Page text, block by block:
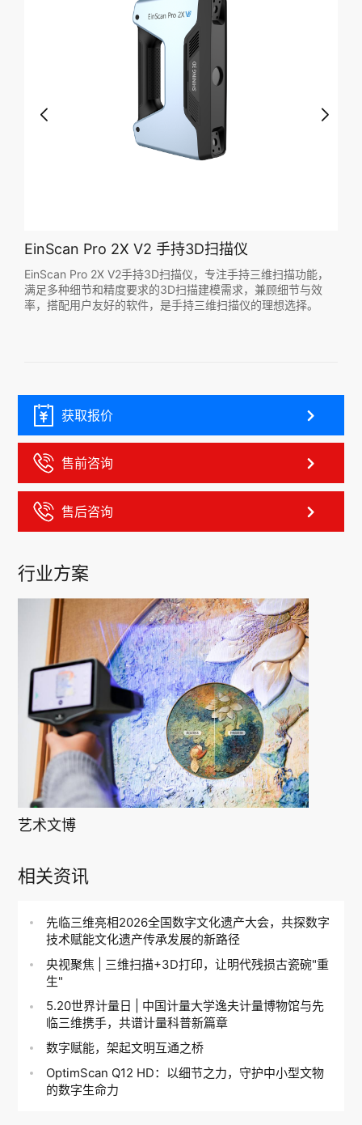
EinScan Pro 2X V2 手持3D扫描仪
EinScan Pro 2X V2手持3D扫描仪，专注手持三维扫描功能，
满足多种细节和精度要求的3D扫描建模需求，兼顾细节与效
率，搭配用户友好的软件，是手持三维扫描仪的理想选择。
获取报价
售前咨询
售后咨询
行业方案
艺术文博
相关资讯
先临三维亮相2026全国数字文化遗产大会，共探数字
技术赋能文化遗产传承发展的新路径
央视聚焦 | 三维扫描+3D打印，让明代残损古瓷碗"重
生"
5.20世界计量日 | 中国计量大学逸夫计量博物馆与先
临三维携手，共谱计量科普新篇章
数字赋能，架起文明互通之桥
OptimScan Q12 HD：以细节之力，守护中小型文物
的数字生命力